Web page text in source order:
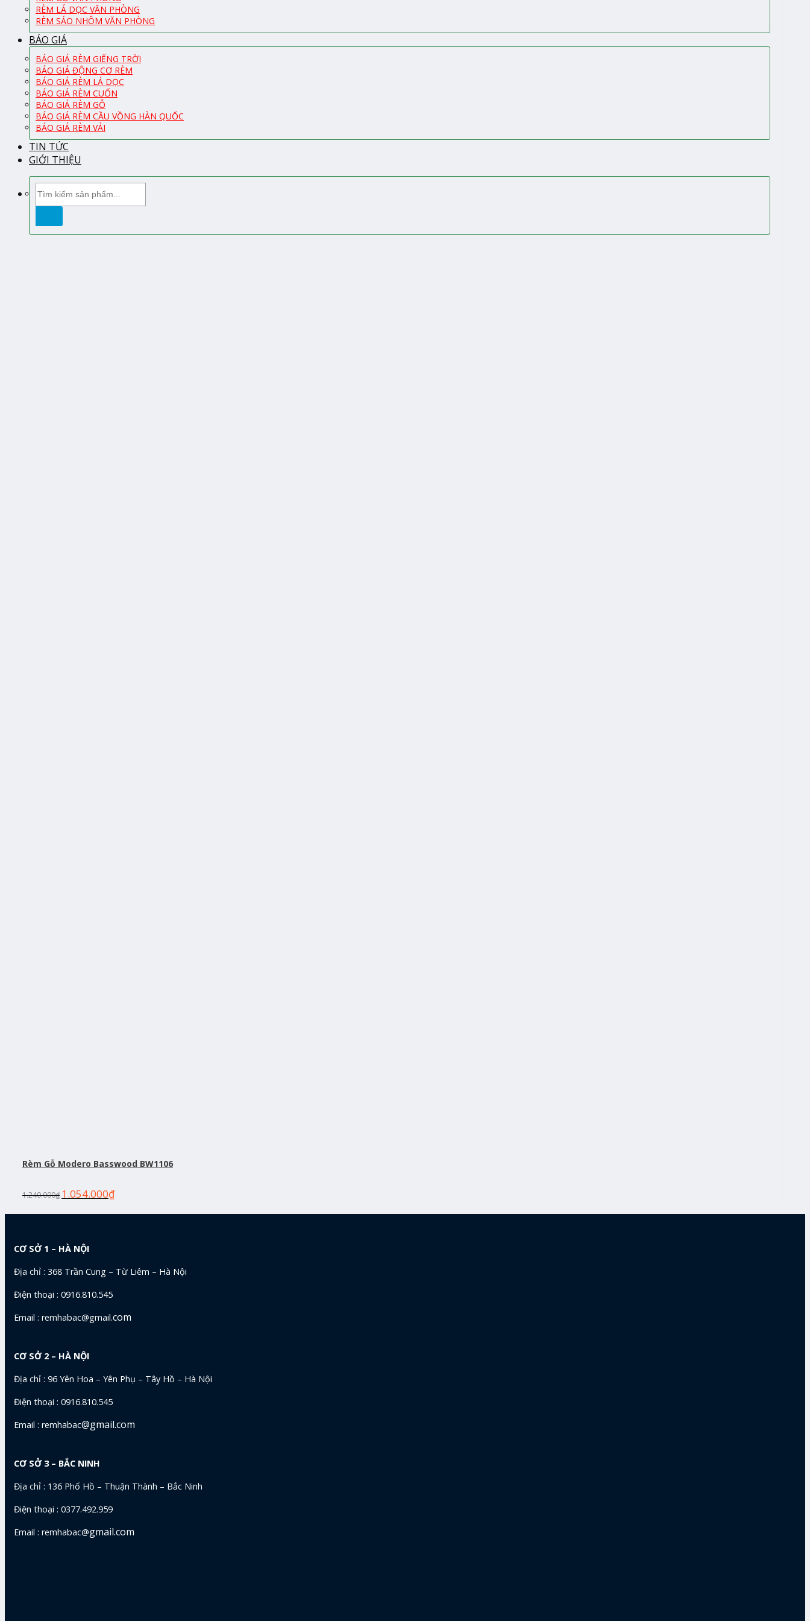
RÈM LÁ DỌC VĂN PHÒNG
RÈM SÁO NHÔM VĂN PHÒNG
BÁO GIÁ
BÁO GIÁ RÈM GIẾNG TRỜI
BÁO GIÁ ĐỘNG CƠ RÈM
BÁO GIÁ RÈM LÁ DỌC
BÁO GIÁ RÈM CUỐN
BÁO GIÁ RÈM GỖ
BÁO GIÁ RÈM CẦU VỒNG HÀN QUỐC
BÁO GIÁ RÈM VẢI
TIN TỨC
GIỚI THIỆU
kiếm:
Rèm Gỗ Modero Basswood BW1106
1.240.000₫ 1.054.000₫
CƠ SỞ 1 – HÀ NỘI
Địa chỉ : 368 Trần Cung – Từ Liêm – Hà Nội
Điện thoại : 0916.810.545
Email : remhabac@gmail.com
CƠ SỞ 2 – HÀ NỘI
Địa chỉ : 96 Yên Hoa – Yên Phụ – Tây Hồ – Hà Nội
Điện thoại : 0916.810.545
Email : remhabac@gmail.com
CƠ SỞ 3 – BẮC NINH
Địa chỉ : 136 Phố Hồ – Thuận Thành – Bắc Ninh
Điện thoại : 0377.492.959
Email : remhabac@gmail.com